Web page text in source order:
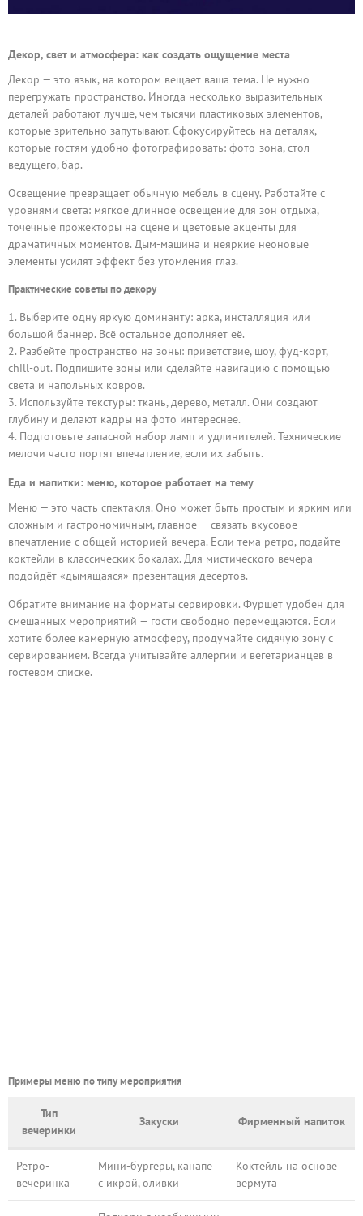
Декор, свет и атмосфера: как создать ощущение места
Декор — это язык, на котором вещает ваша тема. Не нужно
перегружать пространство. Иногда несколько выразительных
деталей работают лучше, чем тысячи пластиковых элементов,
которые зрительно запутывают. Сфокусируйтесь на деталях,
которые гостям удобно фотографировать: фото-зона, стол
ведущего, бар.
Освещение превращает обычную мебель в сцену. Работайте с
уровнями света: мягкое длинное освещение для зон отдыха,
точечные прожекторы на сцене и цветовые акценты для
драматичных моментов. Дым-машина и неяркие неоновые
элементы усилят эффект без утомления глаз.
Практические советы по декору
Выберите одну яркую доминанту: арка, инсталляция или
большой баннер. Всё остальное дополняет её.
Разбейте пространство на зоны: приветствие, шоу, фуд-корт,
chill-out. Подпишите зоны или сделайте навигацию с помощью
света и напольных ковров.
Используйте текстуры: ткань, дерево, металл. Они создают
глубину и делают кадры на фото интереснее.
Подготовьте запасной набор ламп и удлинителей. Технические
мелочи часто портят впечатление, если их забыть.
Еда и напитки: меню, которое работает на тему
Меню — это часть спектакля. Оно может быть простым и ярким или
сложным и гастрономичным, главное — связать вкусовое
впечатление с общей историей вечера. Если тема ретро, подайте
коктейли в классических бокалах. Для мистического вечера
подойдёт «дымящаяся» презентация десертов.
Обратите внимание на форматы сервировки. Фуршет удобен для
смешанных мероприятий — гости свободно перемещаются. Если
хотите более камерную атмосферу, продумайте сидячую зону с
сервированием. Всегда учитывайте аллергии и вегетарианцев в
гостевом списке.
Примеры меню по типу мероприятия
Тип
вечеринки
Закуски Фирменный напиток
Ретро-
вечеринка
Мини-бургеры, канапе
с икрой, оливки
Коктейль на основе
вермута